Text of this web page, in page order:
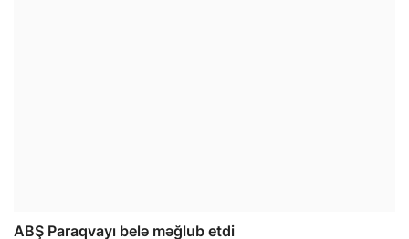
ABŞ Paraqvayı belə məğlub etdi